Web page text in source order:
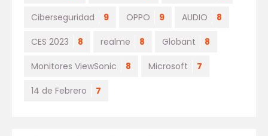
Ciberseguridad 9 OPPO 9 AUDIO 8
CES 2023 8 realme 8 Globant 8
Monitores ViewSonic 8 Microsoft 7
14 de Febrero 7